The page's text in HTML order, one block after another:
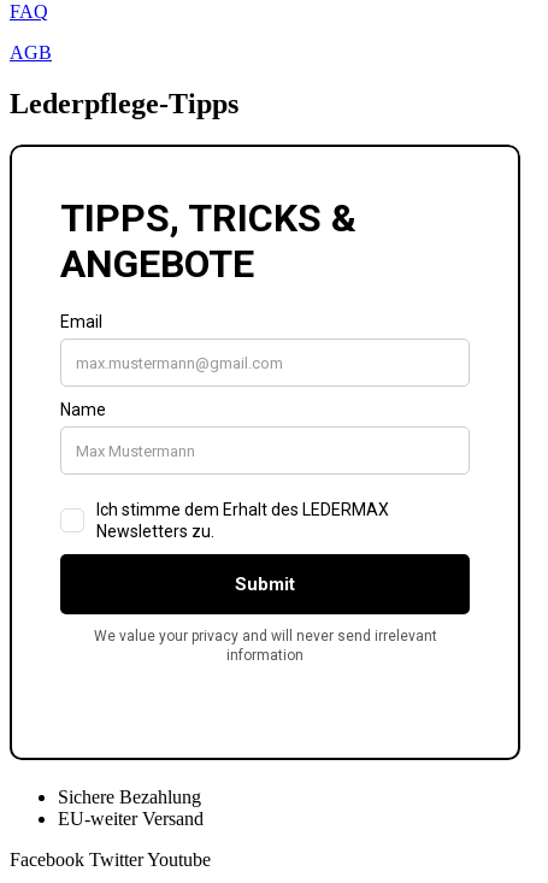
FAQ
AGB
Lederpflege-Tipps
Sichere Bezahlung
EU-weiter Versand
Facebook TwitterYoutube